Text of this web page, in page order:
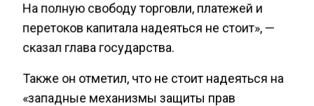
На полную свободу торговли, платежей и
перетоков капитала надеяться не стоит», —
сказал глава государства.
Также он отметил, что не стоит надеяться на
«западные механизмы защиты прав